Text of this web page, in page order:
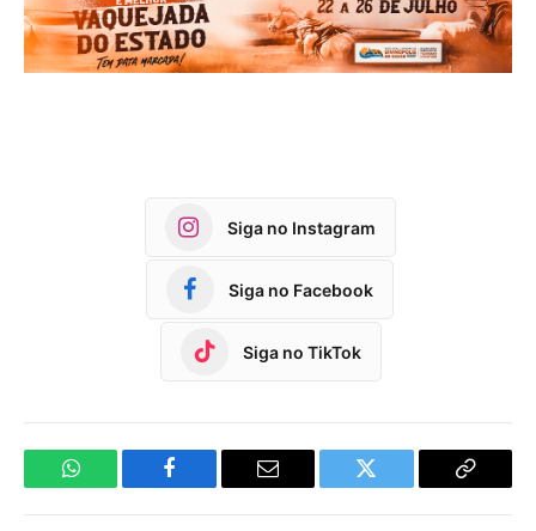
Siga no Instagram
Siga no Facebook
Siga no TikTok
WhatsApp Facebook Email Twitter
Copy